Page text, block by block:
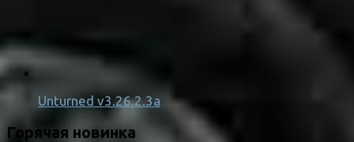
Unturned v3.26.2.3a
Горячая новинка